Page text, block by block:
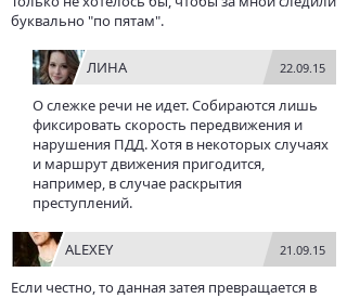
буквально "по пятам".
ЛИНА 22.09.15
О слежке речи не идет. Собираются лишь
фиксировать скорость передвижения и
нарушения ПДД. Хотя в некоторых случаях
и маршрут движения пригодится,
например, в случае раскрытия
преступлений.
ALEXEY 21.09.15
Если честно, то данная затея превращается в